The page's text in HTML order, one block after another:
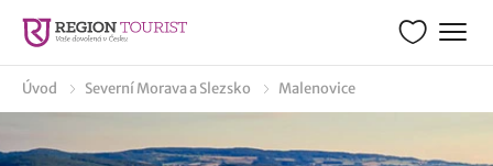
Úvod Severní Morava a Slezsko Malenovice